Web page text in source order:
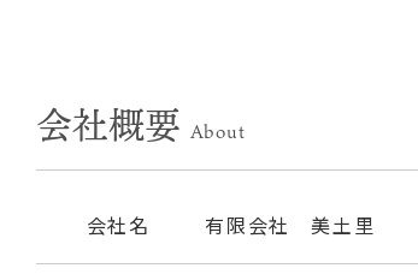
会社概要 About
会社名 有限会社 美土里